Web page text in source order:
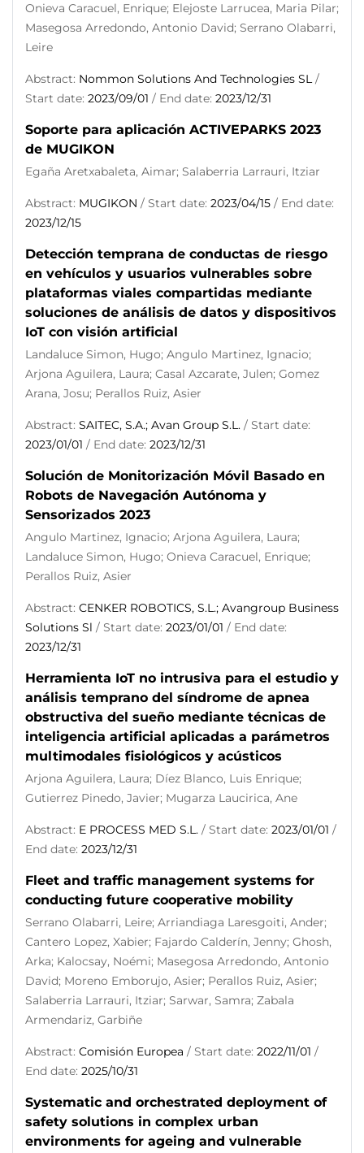
Onieva Caracuel, Enrique; Elejoste Larrucea, Maria Pilar;
Masegosa Arredondo, Antonio David; Serrano Olabarri,
Leire
Abstract: Nommon Solutions And Technologies SL/
Start date: 2023/09/01 / End date: 2023/12/31
Soporte para aplicación ACTIVEPARKS 2023
de MUGIKON
Egaña Aretxabaleta, Aimar; Salaberria Larrauri, Itziar
Abstract: MUGIKON / Start date: 2023/04/15 / End date:
2023/12/15
Detección temprana de conductas de riesgo
en vehículos y usuarios vulnerables sobre
plataformas viales compartidas mediante
soluciones de análisis de datos y dispositivos
IoT con visión artificial
Landaluce Simon, Hugo; Angulo Martinez, Ignacio;
Arjona Aguilera, Laura; Casal Azcarate, Julen; Gomez
Arana, Josu; Perallos Ruiz, Asier
Abstract: SAITEC, S.A.; Avan Group S.L. / Start date:
2023/01/01 / End date: 2023/12/31
Solución de Monitorización Móvil Basado en
Robots de Navegación Autónoma y
Sensorizados 2023
Angulo Martinez, Ignacio; Arjona Aguilera, Laura;
Landaluce Simon, Hugo; Onieva Caracuel, Enrique;
Perallos Ruiz, Asier
Abstract: CENKER ROBOTICS, S.L.; Avangroup Business
Solutions Sl / Start date: 2023/01/01 / End date:
2023/12/31
Herramienta IoT no intrusiva para el estudio y
análisis temprano del síndrome de apnea
obstructiva del sueño mediante técnicas de
inteligencia artificial aplicadas a parámetros
multimodales fisiológicos y acústicos
Arjona Aguilera, Laura; Díez Blanco, Luis Enrique;
Gutierrez Pinedo, Javier; Mugarza Laucirica, Ane
Abstract: E PROCESS MED S.L. / Start date: 2023/01/01 /
End date: 2023/12/31
Fleet and traffic management systems for
conducting future cooperative mobility
Serrano Olabarri, Leire; Arriandiaga Laresgoiti, Ander;
Cantero Lopez, Xabier; Fajardo Calderín, Jenny; Ghosh,
Arka; Kalocsay, Noémi; Masegosa Arredondo, Antonio
David; Moreno Emborujo, Asier; Perallos Ruiz, Asier;
Salaberria Larrauri, Itziar; Sarwar, Samra; Zabala
Armendariz, Garbiñe
Abstract: Comisión Europea / Start date: 2022/11/01 /
End date: 2025/10/31
Systematic and orchestrated deployment of
safety solutions in complex urban
environments for ageing and vulnerable